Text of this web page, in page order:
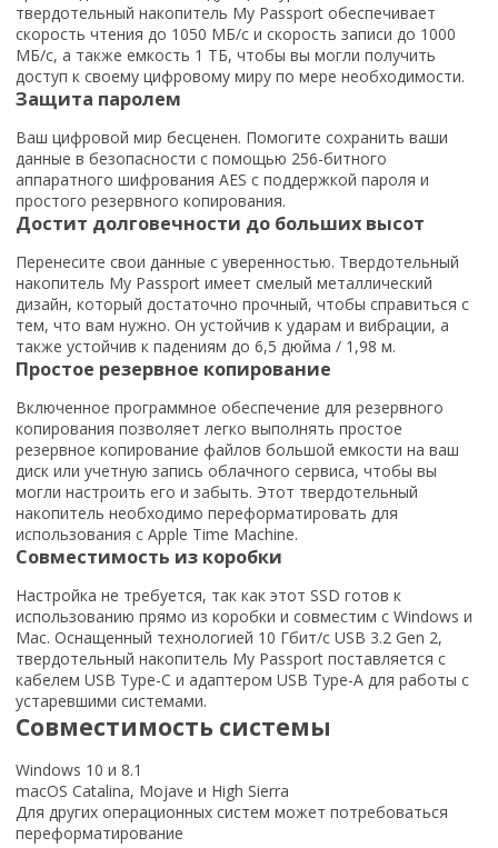
твердотельный накопитель My Passport обеспечивает
скорость чтения до 1050 МБ/с и скорость записи до 1000
МБ/с, а также емкость 1 ТБ, чтобы вы могли получить
доступ к своему цифровому миру по мере необходимости.
Защита паролем
Ваш цифровой мир бесценен. Помогите сохранить ваши
данные в безопасности с помощью 256-битного
аппаратного шифрования AES с поддержкой пароля и
простого резервного копирования.
Достит долговечности до больших высот
Перенесите свои данные с уверенностью. Твердотельный
накопитель My Passport имеет смелый металлический
дизайн, который достаточно прочный, чтобы справиться с
тем, что вам нужно. Он устойчив к ударам и вибрации, а
также устойчив к падениям до 6,5 дюйма / 1,98 м.
Простое резервное копирование
Включенное программное обеспечение для резервного
копирования позволяет легко выполнять простое
резервное копирование файлов большой емкости на ваш
диск или учетную запись облачного сервиса, чтобы вы
могли настроить его и забыть. Этот твердотельный
накопитель необходимо переформатировать для
использования с Apple Time Machine.
Совместимость из коробки
Настройка не требуется, так как этот SSD готов к
использованию прямо из коробки и совместим с Windows и
Mac. Оснащенный технологией 10 Гбит/с USB 3.2 Gen 2,
твердотельный накопитель My Passport поставляется с
кабелем USB Type-C и адаптером USB Type-A для работы с
устаревшими системами.
Совместимость системы
Windows 10 и 8.1
macOS Catalina, Mojave и High Sierra
Для других операционных систем может потребоваться
переформатирование